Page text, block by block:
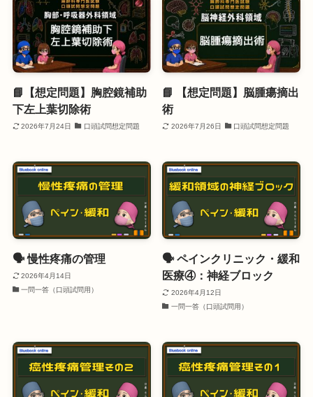
📘【想定問題】胸腔鏡補助
下左上葉切除術
2026年7月24日 口頭試問想定問題
📘 【想定問題】脳腫瘍摘出
術
2026年7月26日 口頭試問想定問題
🗣️ 慢性疼痛の管理
2026年4月14日
一問一答（口頭試問用）
🗣️ ペインクリニック・緩和
医療④：神経ブロック
2026年4月12日
一問一答（口頭試問用）